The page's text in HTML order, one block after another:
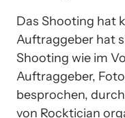
Das Shooting hat
Auftraggeber hat
Shooting wie im
Auftraggeber,
besprochen,
von Rocktician